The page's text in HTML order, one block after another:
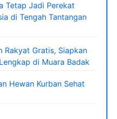
Tetap Jadi Perekat
di Tengah Tantangan
Rakyat Gratis, Siapkan
di Muara Badak
Hewan Kurban Sehat